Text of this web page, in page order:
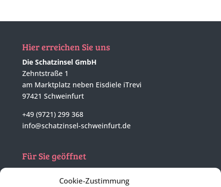
Cookie-Zustimmung
Hier erreichen Sie uns
Die Schatzinsel GmbH
Zehntstraße 1
am Marktplatz neben Eisdiele iTrevi
97421 Schweinfurt
+49 (9721) 299 368
info@schatzinsel-schweinfurt.de
Für Sie geöffnet
10:00 - 17:00 Uhr